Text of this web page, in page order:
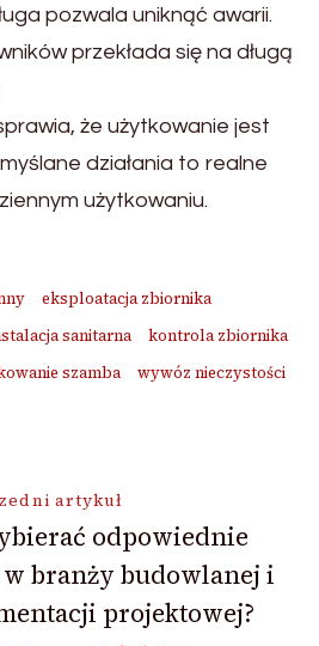
pozwala uniknąć awarii.
przekłada się na długą
że użytkowanie jest
działania to realne
użytkowaniu.
eksploatacja zbiornika
sanitarna
kontrola zbiornika
szamba
wywóz nieczystości
artykuł
odpowiednie
branży budowlanej i
projektowej?